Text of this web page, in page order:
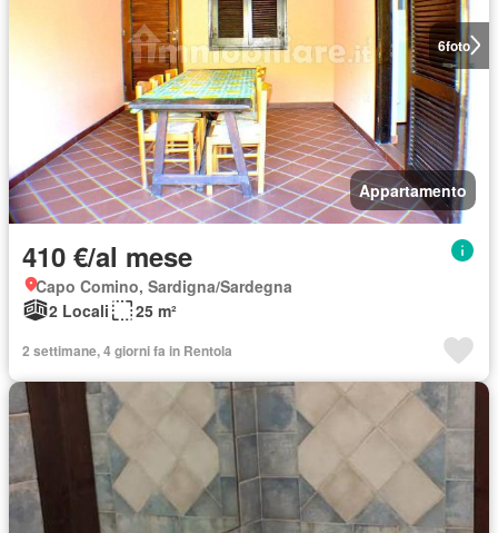
6foto
Appartamento
410 €/al mese
Capo Comino, Sardigna/Sardegna
2 Locali
25 m²
2 settimane, 4 giorni fa in Rentola